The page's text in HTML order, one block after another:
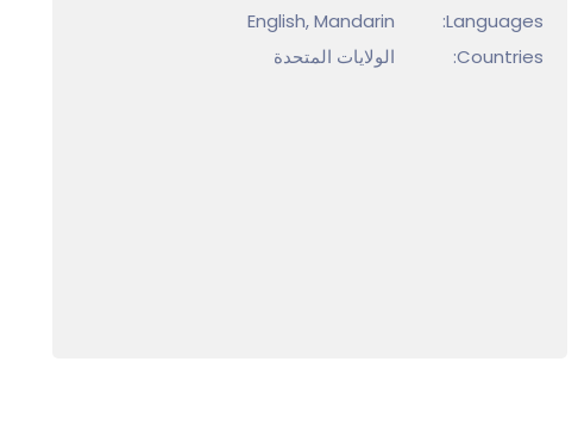
Languages:
English, Mandarin
Countries:
الولايات المتحدة